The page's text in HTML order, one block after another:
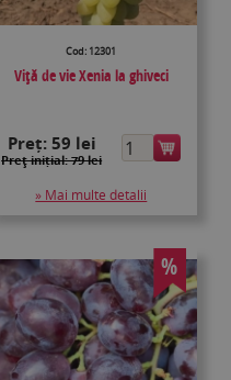
Cod: 12301
Viţă de vie Xenia la ghiveci
Preț: 59 lei
Preţ inițial: 79 lei
» Mai multe detalii
%